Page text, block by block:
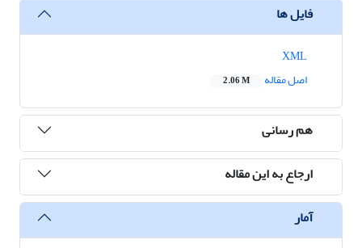
فایل ها
اصل مقاله
2.06 M
هم رسانی
ارجاع به این مقاله
آمار